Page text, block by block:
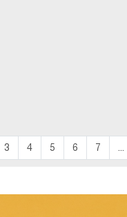
3 4 5 6 7